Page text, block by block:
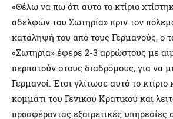
«Θέλω να πω ότι αυτό το κτίριο
αδελφών του Σωτηρία» πριν τον
κατάληψή του από τους Γερμανούς, ο
«Σωτηρία» έφερε 2-3 αρρώστους με
περπατούν στους διαδρόμους, για να
Γερμανοί. Έτσι γλίτωσε αυτό το κτίριο
κομμάτι του Γενικού Κρατικού και
προσφέροντας εξαιρετικές υπηρεσίες